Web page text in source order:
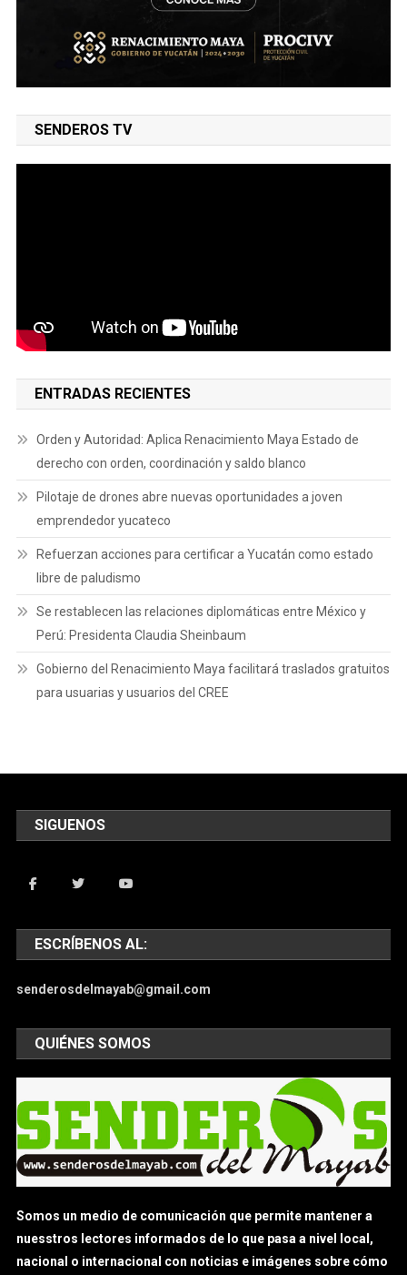
SENDEROS TV
ENTRADAS RECIENTES
Orden y Autoridad: Aplica Renacimiento Maya Estado de
derecho con orden, coordinación y saldo blanco
Pilotaje de drones abre nuevas oportunidades a joven
emprendedor yucateco
Refuerzan acciones para certificar a Yucatán como estado
libre de paludismo
Se restablecen las relaciones diplomáticas entre México y
Perú: Presidenta Claudia Sheinbaum
Gobierno del Renacimiento Maya facilitará traslados gratuitos
para usuarias y usuarios del CREE
SIGUENOS
ESCRÍBENOS AL:
senderosdelmayab@gmail.com
QUIÉNES SOMOS
Somos un medio de comunicación que permite mantener a
nuesstros lectores informados de lo que pasa a nivel local,
nacional o internacional con noticias e imágenes sobre cómo